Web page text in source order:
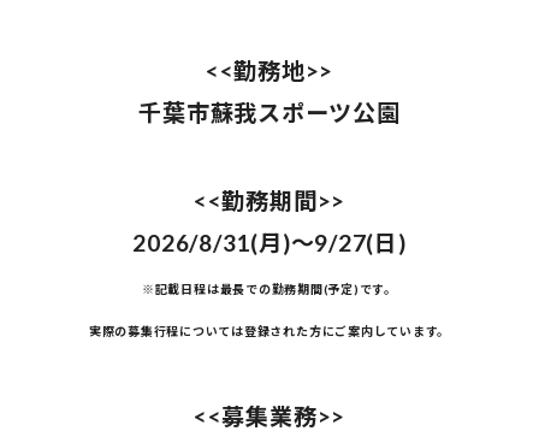
<<勤務地>>
千葉市蘇我スポーツ公園
<<勤務期間>>
2026/8/31(月)～9/27(日)
※記載日程は最長での勤務期間(予定)です。
実際の募集行程については登録された方にご案内しています。
<<募集業務>>